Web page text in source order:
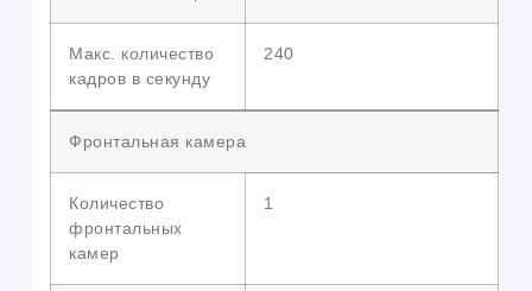
Макс. количество
кадров в секунду
240
Фронтальная камера
Количество
фронтальных
камер
1